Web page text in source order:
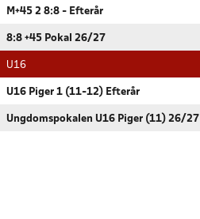
M+45 2 8:8 - Efterår
8:8 +45 Pokal 26/27
U16
U16 Piger 1 (11-12) Efterår
Ungdomspokalen U16 Piger (11) 26/27